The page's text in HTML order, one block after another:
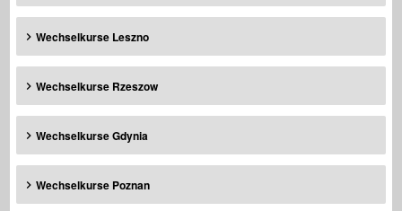
Wechselkurse Leszno
Wechselkurse Rzeszow
Wechselkurse Gdynia
Wechselkurse Poznan